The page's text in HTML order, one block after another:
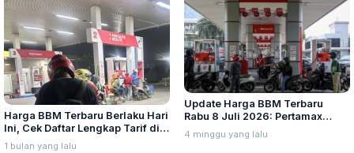
Harga BBM Terbaru Berlaku Hari
Ini, Cek Daftar Lengkap Tarif di
Seluruh Indonesia
1 bulan yang lalu
Update Harga BBM Terbaru
Rabu 8 Juli 2026: Pertamax
Turbo, Dexlite, dan Pertamina
Dex Turun
4 minggu yang lalu